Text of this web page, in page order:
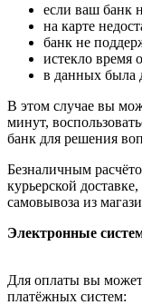
если ваш банк
на карте
банк не
истекло время
в данных была
В этом случае вы
минут,
банк для решения
Безналичным
курьерской
самовывоза из
Электронные
Для оплаты вы
платёжных систем: